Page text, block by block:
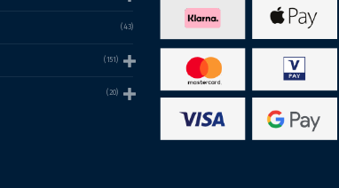
(43)
(151)
(20)